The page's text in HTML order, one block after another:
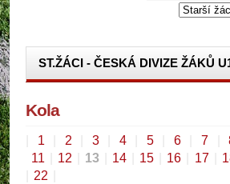
ST.ŽÁCI - ČESKÁ DIVIZE ŽÁKŮ
TITUL
Kola
1 2 3 4 5 6 7
11
12 13 14 15 16 17
22